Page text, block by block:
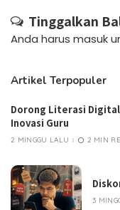
Tinggalkan
Anda harus masuk
Artikel Terpopuler
Dorong Literasi
Inovasi Guru
2 MINGGU LALU 2 MIN
3